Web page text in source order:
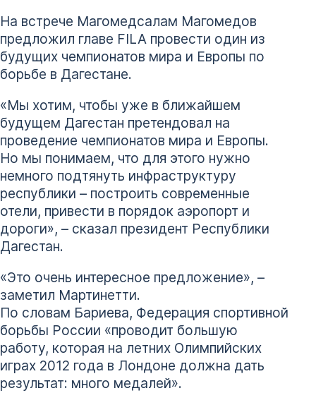
На встрече Магомедсалам Магомедов
предложил главе FILA провести один из
будущих чемпионатов мира и Европы по
борьбе в Дагестане.
«Мы хотим, чтобы уже в ближайшем
будущем Дагестан претендовал на
проведение чемпионатов мира и Европы.
Но мы понимаем, что для этого нужно
немного подтянуть инфраструктуру
республики – построить современные
отели, привести в порядок аэропорт и
дороги», – сказал президент Республики
Дагестан.
«Это очень интересное предложение», –
заметил Мартинетти.
По словам Бариева, Федерация спортивной
борьбы России «проводит большую
работу, которая на летних Олимпийских
играх 2012 года в Лондоне должна дать
результат: много медалей».